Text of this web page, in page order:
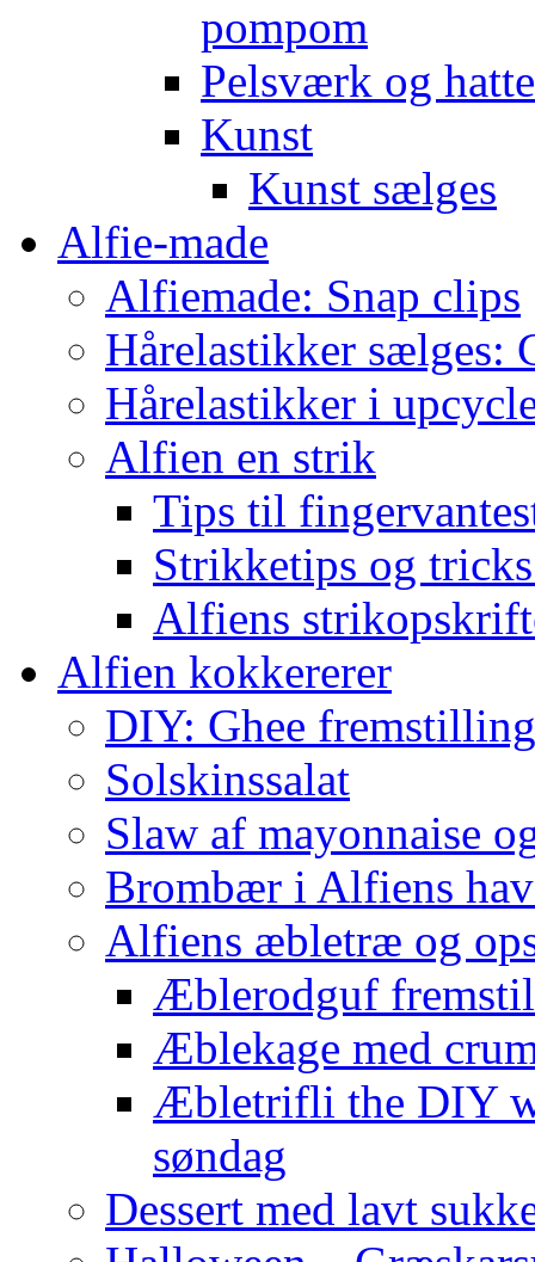
pompom
Pelsværk og
Kunst
Kunst sælges
Alfie-made
Alfiemade: Snap clips
Hårelastikker sælges:
Hårelastikker i
Alfien en strik
Tips til
Strikketips og
Alfiens
Alfien kokkererer
DIY: Ghee
Solskinssalat
Slaw af mayonnaise
Brombær i Alfiens
Alfiens æbletræ og
Æblerodguf
Æblekage med
Æbletrifli the DIY
søndag
Dessert med lavt